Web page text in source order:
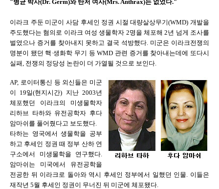
"병균 박사(Dr. Germ)와 탄저 여사(Mrs. Anthrax)는 없었다."
이라크 주둔 미군이 사담 후세인 정권 시절 대량살상무기(WMD) 개발을
주도했다는 혐의로 이라크 여성 생물학자 2명을 체포해 2년 넘게 조사를
벌였으나 증거를 찾아내지 못하고 결국 석방했다. 미군은 이라크전쟁의
명분이 됐던 핵·생화학 무기 등 WMD 관련 증거를 찾아내는데에 또다시
실패, 전쟁의 정당성 논란이 더 가열될 것으로 보인다.
AP, 로이터통신 등 외신들은 미군
이 19일(현지시간) 지난 2003년
체포했던 이라크의 미생물학자
리하브 타하와 유전공학자 후다
암마쉬를 풀어줬다고 보도했다.
타하는 영국에서 생물학을 공부
하고 후세인 정권 때 정부 산하 연
구소에서 미생물학을 연구했다.
암마쉬는 미국에서 유전공학을
전공한 뒤 이라크로 돌아와 역시 후세인 정부에서 일했던 인물. 이들은
재작년 5월 후세인 정권이 무너진 뒤 미군에 체포됐다.